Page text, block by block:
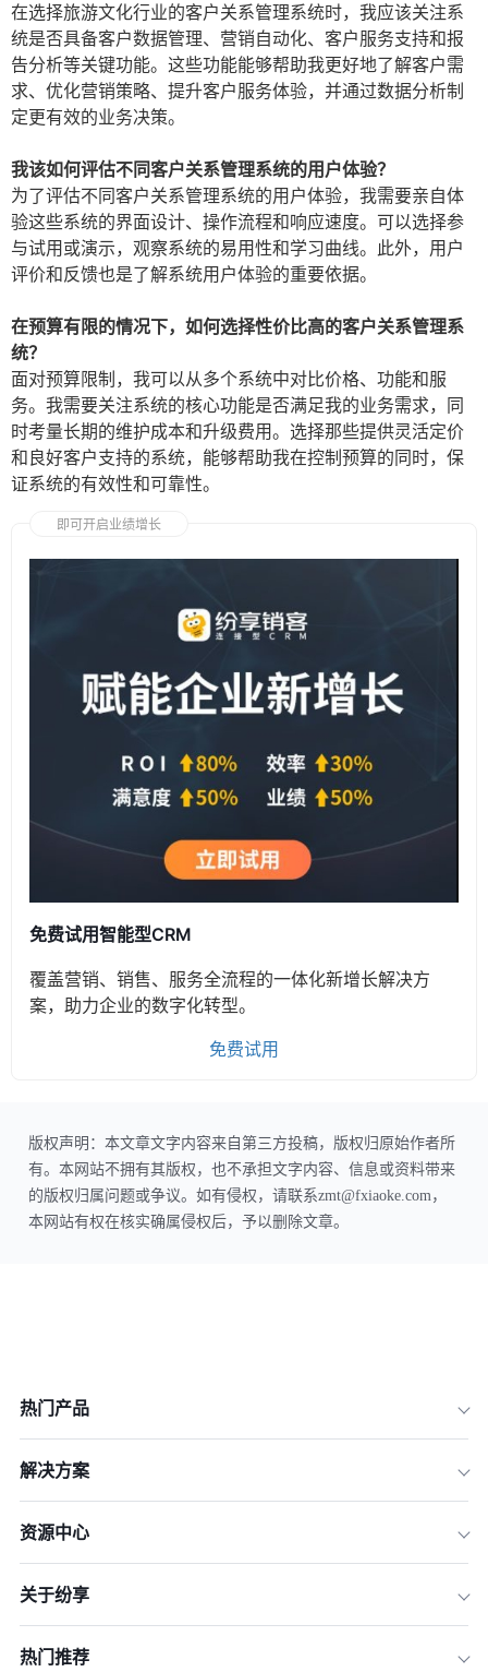
在选择旅游文化行业的客户关系管理系统时，我应该关注系
统是否具备客户数据管理、营销自动化、客户服务支持和报
告分析等关键功能。这些功能能够帮助我更好地了解客户需
求、优化营销策略、提升客户服务体验，并通过数据分析制
定更有效的业务决策。
我该如何评估不同客户关系管理系统的用户体验？
为了评估不同客户关系管理系统的用户体验，我需要亲自体
验这些系统的界面设计、操作流程和响应速度。可以选择参
与试用或演示，观察系统的易用性和学习曲线。此外，用户
评价和反馈也是了解系统用户体验的重要依据。
在预算有限的情况下，如何选择性价比高的客户关系管理系
统？
面对预算限制，我可以从多个系统中对比价格、功能和服
务。我需要关注系统的核心功能是否满足我的业务需求，同
时考量长期的维护成本和升级费用。选择那些提供灵活定价
和良好客户支持的系统，能够帮助我在控制预算的同时，保
证系统的有效性和可靠性。
即可开启业绩增长
免费试用智能型CRM
覆盖营销、销售、服务全流程的一体化新增长解决方
案，助力企业的数字化转型。
免费试用
版权声明：本文章文字内容来自第三方投稿，版权归原始作者所
有。本网站不拥有其版权，也不承担文字内容、信息或资料带来
的版权归属问题或争议。如有侵权，请联系zmt@fxiaoke.com，
本网站有权在核实确属侵权后，予以删除文章。
热门产品
解决方案
资源中心
关于纷享
热门推荐